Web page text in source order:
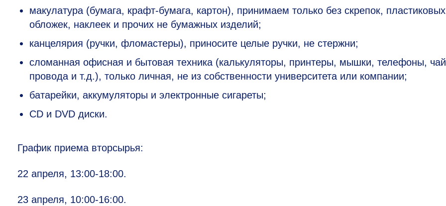
макулатура (бумага, крафт-бумага, картон), принимаем только без скрепок, пластиковых
обложек, наклеек и прочих не бумажных изделий;
канцелярия (ручки, фломастеры), приносите целые ручки, не стержни;
сломанная офисная и бытовая техника (калькуляторы, принтеры, мышки, телефоны,
провода и т.д.), только личная, не из собственности университета или компании;
батарейки, аккумуляторы и электронные сигареты;
CD и DVD диски.
График приема вторсырья:
22 апреля, 13:00-18:00.
23 апреля, 10:00-16:00.